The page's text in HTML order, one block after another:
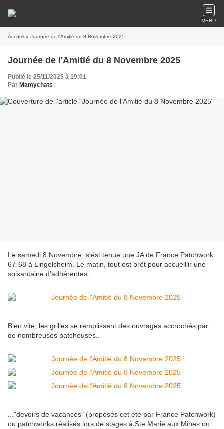
MENU
Accueil » Journée de l'Amitié du 8 Novembre 2025
Journée de l'Amitié du 8 Novembre 2025
Publié le 25/11/2025 à 19:01
Par Mamychats
Le samedi 8 Novembre, s'est tenue une JA de France Patchwork
67-68 à Lingolsheim. Le matin, tout est prêt pour accueillir une
soixantaine d'adhérentes.
Bien vite, les grilles se remplissent des ouvrages accrochés par
de nombreuses patcheuses..
..."devoirs de vacances" (proposés cet été par France Patchwork)
ou patchworks réalisés lors de stages à Ste Marie aux Mines ou